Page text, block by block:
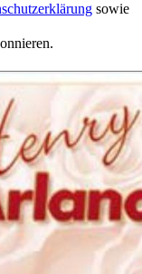
sowie